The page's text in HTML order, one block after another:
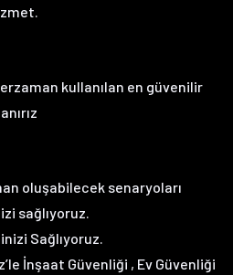
kullanılan en güvenilir
oluşabilecek senaryoları
sağlıyoruz.
Sağlıyoruz.
İnşaat Güvenliği , Ev Güvenliği